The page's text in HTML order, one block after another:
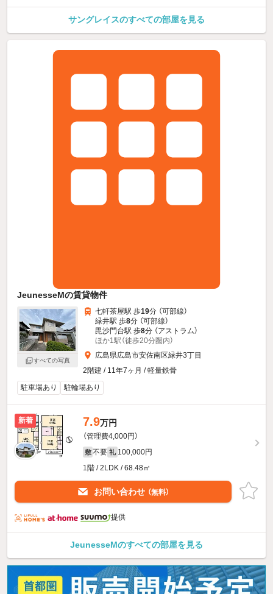
サングレイスのすべての部屋を見る
JeunesseMの賃貸物件
すべての写真
七軒茶屋駅 歩19分 （可部線）
緑井駅 歩8分 （可部線）
毘沙門台駅 歩8分 （アストラム）
ほか1駅（徒歩20分圏内）
広島県広島市安佐南区緑井3丁目
2階建 / 11年7ヶ月 / 軽量鉄骨
駐車場あり
駐輪場あり
新着 7.9万円
（管理費4,000円）
敷 不要 礼 100,000円
1階 / 2LDK / 68.48㎡
お問い合わせ （無料）
提供
JeunesseMのすべての部屋を見る